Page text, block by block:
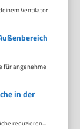
Ventilator
für angenehme
in der
reduzieren...